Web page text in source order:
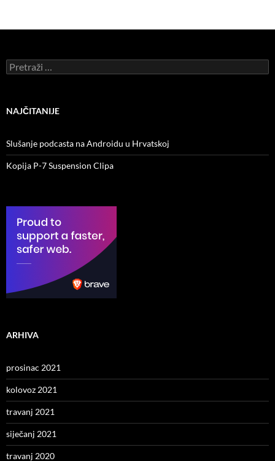
Pretraži:
NAJČITANIJE
Slušanje podcasta na Androidu u Hrvatskoj
Kopija P-7 Suspension Clipa
ARHIVA
prosinac 2021
kolovoz 2021
travanj 2021
siječanj 2021
travanj 2020